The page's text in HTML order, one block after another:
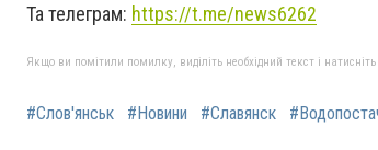
Та телеграм: https://t.me/news6262
Якщо ви помітили помилку, виділіть необхідний текст і
#Слов'янськ #Новини #Славянск